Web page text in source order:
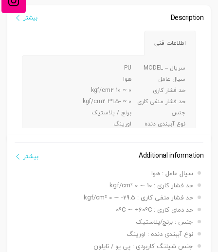
Description بیشتر
اطلاعات فنی
سریال – MODEL
PU
سیال عامل
هوا
حد فشار کاری
0 ~ 10 kgf/cm2
حد فشار منفی کاری
0 ~ -29.5 kgf/cm2
جنس
برنج / پلاستیک
نوع آببندی دنده
اورینگ
Additional information
سیال عامل : هوا
حد فشار کاری : 10 ∼ 0 kgf/cm²
حد فشار منفی کاری : 29.5- ∼ 0 kgf/cm²
حد دمای کاری : 0ºC ∼ +60ºC
جنس : برنج/پلاستیک
نوع آببندی دنده : اورینگ
جنس شیلنگ کاربردی : پی یو / نایلون
بیشتر